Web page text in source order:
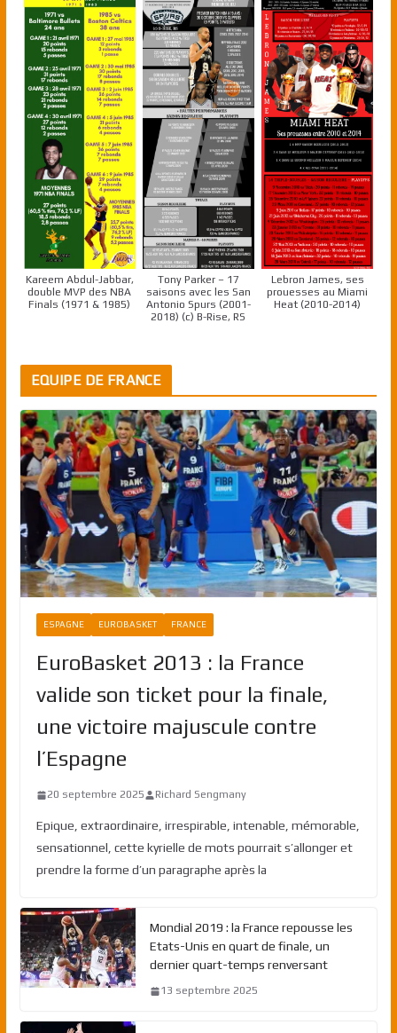
Kareem Abdul-Jabbar,
double MVP des NBA
Finals (1971 & 1985)
Tony Parker – 17
saisons avec les San
Antonio Spurs (2001-
2018) (c) B-Rise, RS
Lebron James, ses
prouesses au Miami
Heat (2010-2014)
EQUIPE DE FRANCE
ESPAGNE EUROBASKET FRANCE
EuroBasket 2013 : la France
valide son ticket pour la finale,
une victoire majuscule contre
l’Espagne
20 septembre 2025 Richard Sengmany
Epique, extraordinaire, irrespirable, intenable, mémorable,
sensationnel, cette kyrielle de mots pourrait s’allonger et
prendre la forme d’un paragraphe après la
Mondial 2019 : la France repousse les
Etats-Unis en quart de finale, un
dernier quart-temps renversant
13 septembre 2025